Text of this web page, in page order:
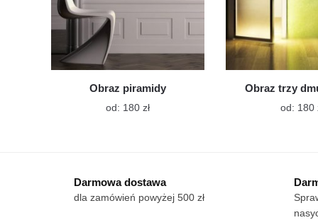
Obraz piramidy
od: 180 złTen
Opcje
można
Obraz trzy
od: 180
Darmowa dostawa
dla zamówień powyżej 500 zł